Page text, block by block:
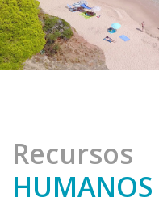
Recursos
HUMANOS